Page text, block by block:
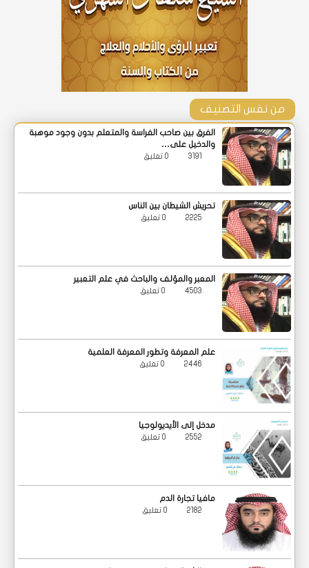
من نفس التصنيف
الفرق بين صاحب الفراسة والمتعلم بدون وجود موهبة
والدخيل على…
تحريش الشيطان بين الناس
المعبر والمؤلف والباحث في علم التعبير
علم المعرفة وتطور المعرفة العلمية
مدخل إلى الأيديولوجيا
مافيا تجارة الدم